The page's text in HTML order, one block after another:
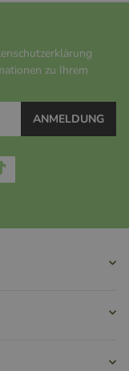
zu Ihrem
ANMELDUNG